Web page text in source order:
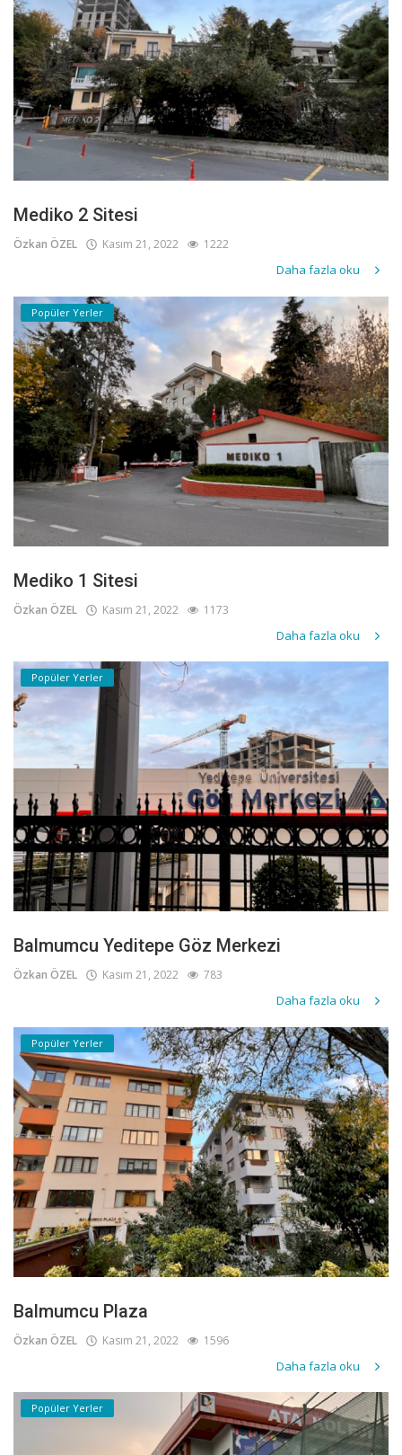
Mediko 2 Sitesi
Özkan ÖZEL Kasım 21, 2022 1222
Daha fazla oku
Popüler Yerler
Mediko 1 Sitesi
Özkan ÖZEL Kasım 21, 2022 1173
Daha fazla oku
Popüler Yerler
Balmumcu Yeditepe Göz Merkezi
Özkan ÖZEL Kasım 21, 2022 783
Daha fazla oku
Popüler Yerler
Balmumcu Plaza
Özkan ÖZEL Kasım 21, 2022 1596
Daha fazla oku
Popüler Yerler